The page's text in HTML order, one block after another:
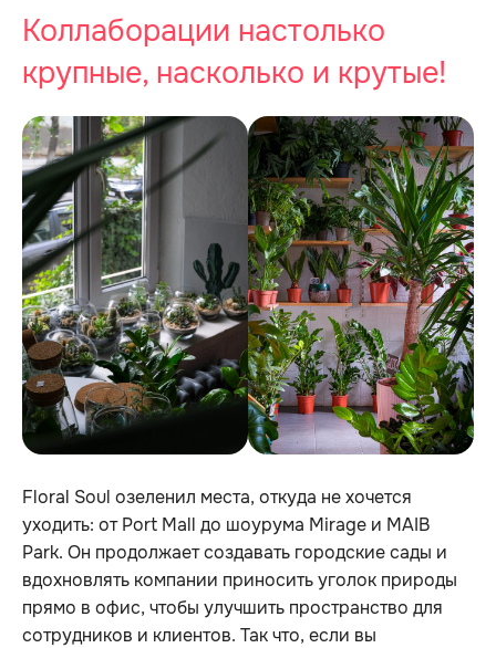
Коллаборации настолько
крупные, насколько и крутые!
Floral Soul озеленил места, откуда не хочется
уходить: от Port Mall до шоурума Mirage и MAIB
Park. Он продолжает создавать городские сады и
вдохновлять компании приносить уголок природы
прямо в офис, чтобы улучшить пространство для
сотрудников и клиентов. Так что, если вы